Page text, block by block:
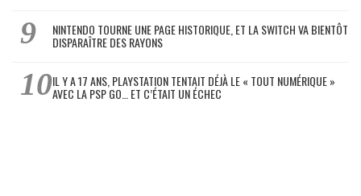
NINTENDO TOURNE UNE PAGE HISTORIQUE, ET LA SWITCH VA BIENTÔT
DISPARAÎTRE DES RAYONS
IL Y A 17 ANS, PLAYSTATION TENTAIT DÉJÀ LE « TOUT NUMÉRIQUE »
AVEC LA PSP GO… ET C’ÉTAIT UN ÉCHEC